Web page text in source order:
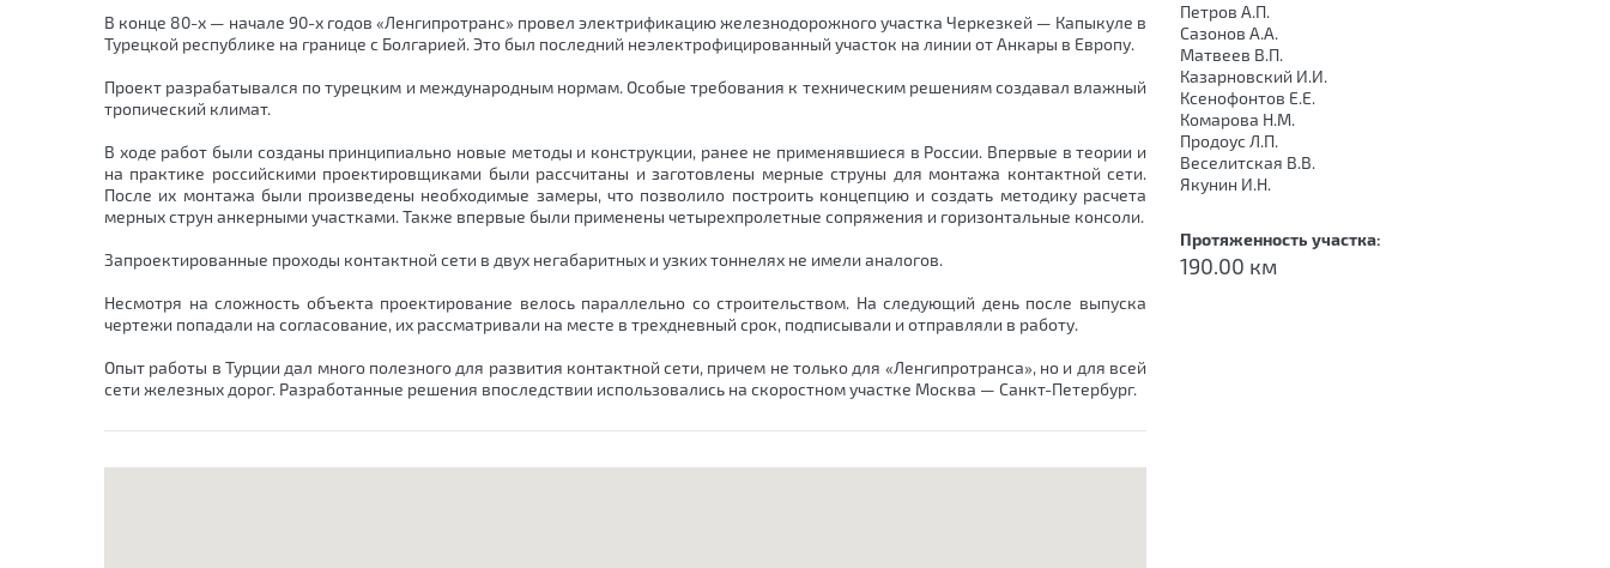
В конце 80-х — начале 90-х годов «Ленгипротранс» провел электрификацию железнодорожного участка Черкезкей — Капыкуле в
Турецкой республике на границе с Болгарией. Это был последний неэлектрофицированный участок на линии от Анкары в Европу.
Проект разрабатывался по турецким и международным нормам. Особые требования к техническим решениям создавал влажный
тропический климат.
В ходе работ были созданы принципиально новые методы и конструкции, ранее не применявшиеся в России. Впервые в теории и
на практике российскими проектировщиками были рассчитаны и заготовлены мерные струны для монтажа контактной сети.
После их монтажа были произведены необходимые замеры, что позволило построить концепцию и создать методику расчета
мерных струн анкерными участками. Также впервые были применены четырехпролетные сопряжения и горизонтальные консоли.
Запроектированные проходы контактной сети в двух негабаритных и узких тоннелях не имели аналогов.
Несмотря на сложность объекта проектирование велось параллельно со строительством. На следующий день после выпуска
чертежи попадали на согласование, их рассматривали на месте в трехдневный срок, подписывали и отправляли в работу.
Опыт работы в Турции дал много полезного для развития контактной сети, причем не только для «Ленгипротранса», но и для всей
сети железных дорог. Разработанные решения впоследствии использовались на скоростном участке Москва — Санкт-Петербург.
Петров А.П.
Сазонов А.А.
Матвеев В.П.
Казарновский И.И.
Ксенофонтов Е.Е.
Комарова Н.М.
Продоус Л.П.
Веселитская В.В.
Якунин И.Н.
Протяженность участка:
190.00 км